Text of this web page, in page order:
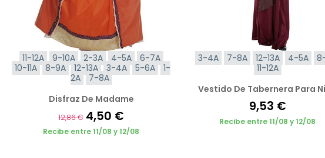
11-12A 9-10A 2-3A 4-5A
6-7A
10-11A
8-9A 12-13A 3-4A 5-6A
1-
2A
7-8A
Disfraz De Madame
12,86 € 4,50 €
Recibe entre 11/08 y 12/08
3-4A 7-8A 12-13A 4-5A
11-12A
Vestido De Tabernera Para
9,53 €
Recibe entre 11/08 y 12/08